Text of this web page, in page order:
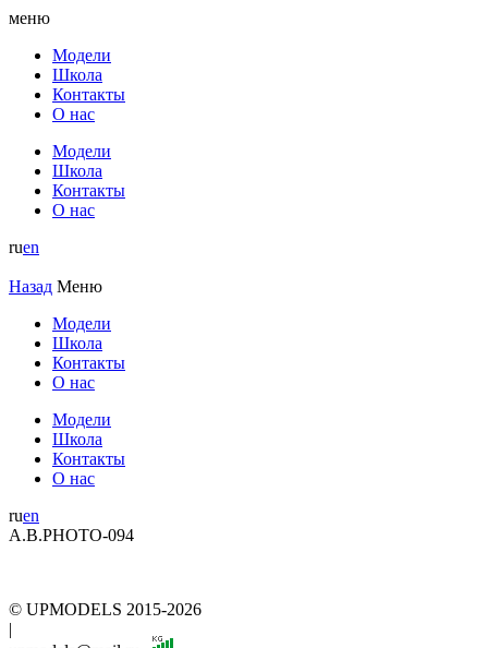
меню
Модели
Школа
Контакты
О нас
Модели
Школа
Контакты
О нас
ruen
Назад Меню
Модели
Школа
Контакты
О нас
Модели
Школа
Контакты
О нас
ruen
A.B.PHOTO-094
© UPMODELS 2015-2026
|